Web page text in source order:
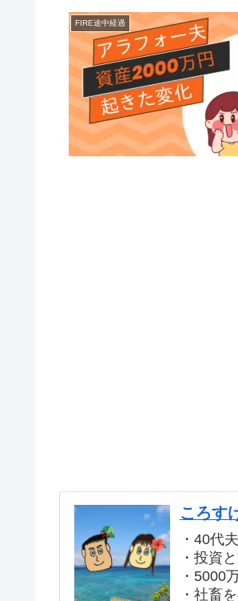
FIRE途中経過
ころす
・40代
・投資
・5000
・社畜